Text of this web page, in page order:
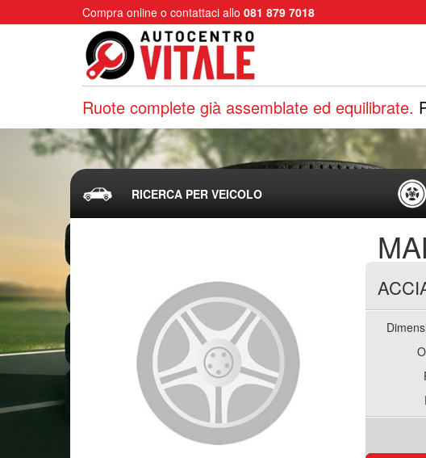
Compra online o contattaci allo 081 879 7018
Ruote complete già assemblate ed equilibrate.
RICERCA PER VEICOLO